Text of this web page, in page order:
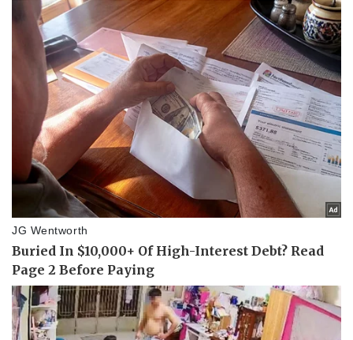
Pháp luật
Vụ án
Tin nóng
Tư vấn luật
Quân sự - Quốc phòng
Vũ khí
Việt Nam
Phân tích